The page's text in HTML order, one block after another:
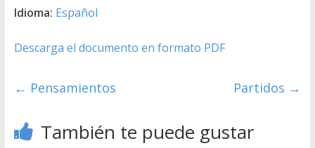
Idioma: Español
Descarga el documento en formato PDF
← Pensamientos Partidos →
También te puede gustar